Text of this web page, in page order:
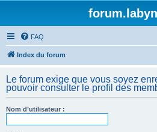
FAQ
Index du forum
Le forum exige que vous soyez
pouvoir consulter le profil des
Nom d’utilisateur :